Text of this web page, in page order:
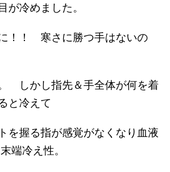
が冷めました。
！！ 寒さに勝つ手はないの
しかし指先＆手全体が何を着
と冷えて
を握る指が感覚がなくなり血液
端冷え性。